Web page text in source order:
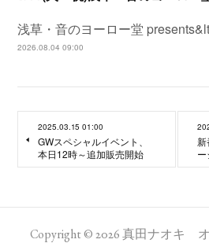
浅草・音のヨーロー堂
2026.08.04 09:00
2025.03.15 01:00
GWスペシャルイベント、
本日12時～追加販売開始
新
ー
Copyright ©2026真田ナオキ